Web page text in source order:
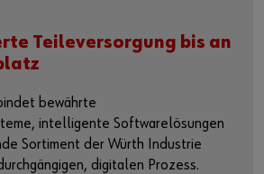
Teileversorgung bis an
bewährte
intelligente Softwarelösungen
Sortiment der Würth Industrie
digitalen Prozess.